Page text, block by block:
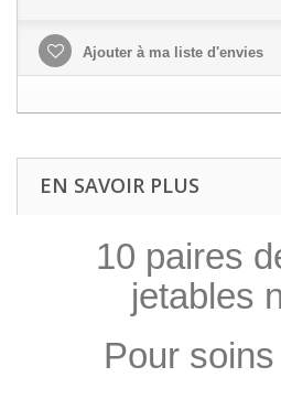
Ajouter à ma liste d'envies
EN SAVOIR PLUS
10 paires
jetables
Pour